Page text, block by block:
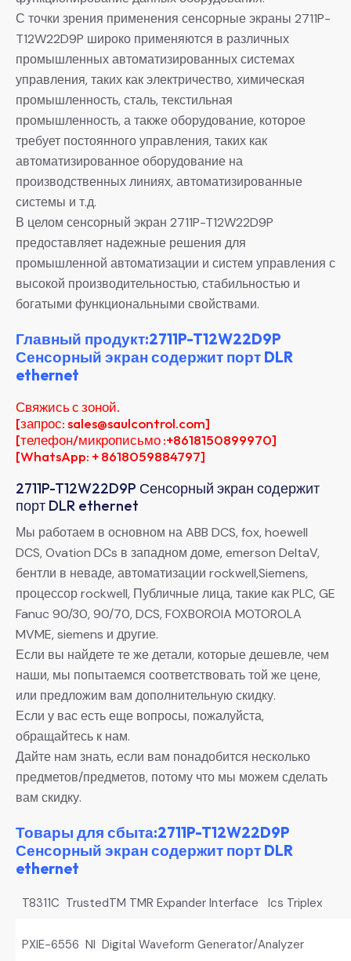
С точки зрения применения сенсорные экраны 2711P-
T12W22D9P широко применяются в различных
промышленных автоматизированных системах
управления, таких как электричество, химическая
промышленность, сталь, текстильная
промышленность, а также оборудование, которое
требует постоянного управления, таких как
автоматизированное оборудование на
производственных линиях, автоматизированные
системы и т.д.
В целом сенсорный экран 2711P-T12W22D9P
предоставляет надежные решения для
промышленной автоматизации и систем управления с
высокой производительностью, стабильностью и
богатыми функциональными свойствами.
Главный продукт:2711P-T12W22D9P
Сенсорный экран содержит порт DLR
ethernet
Свяжись с зоной.
[запрос: sales@saulcontrol.com]
[телефон/микрописьмо :+8618150899970]
[WhatsApp: + 8618059884797]
2711P-T12W22D9P Сенсорный экран содержит
порт DLR ethernet
Мы работаем в основном на ABB DCS, fox, hoewell
DCS, Ovation DCs в западном доме, emerson DeltaV,
бентли в неваде, автоматизации rockwell,Siemens,
процессор rockwell, Публичные лица, такие как PLC, GE
Fanuc 90/30, 90/70, DCS, FOXBOROIA MOTOROLA
MVME, siemens и другие.
Если вы найдете те же детали, которые дешевле, чем
наши, мы попытаемся соответствовать той же цене,
или предложим вам дополнительную скидку.
Если у вас есть еще вопросы, пожалуйста,
обращайтесь к нам.
Дайте нам знать, если вам понадобится несколько
предметов/предметов, потому что мы можем сделать
вам скидку.
Товары для сбыта:2711P-T12W22D9P
Сенсорный экран содержит порт DLR
ethernet
T8311C TrustedTM TMR Expander Interface Ics Triplex
PXIE-6556 NI Digital Waveform Generator/Analyzer